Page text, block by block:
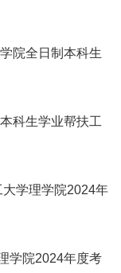
院全日制本科生
科生学业帮扶工
大学理学院2024年
学院2024年度考